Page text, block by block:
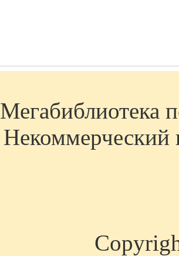
Мегабиблиотека
Некоммерческий